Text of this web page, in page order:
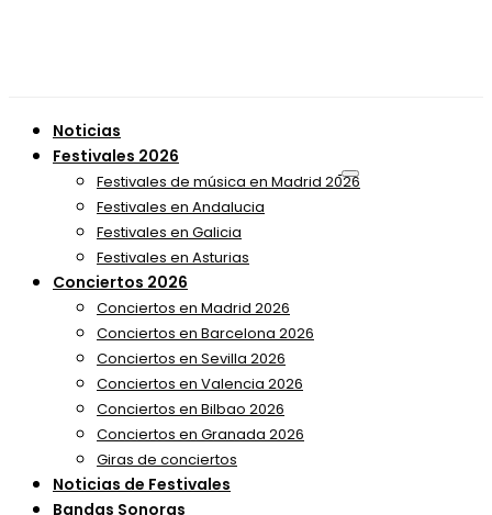
Noticias
Festivales 2026
Festivales de música en Madrid 2026
Festivales en Andalucia
Festivales en Galicia
Festivales en Asturias
Conciertos 2026
Conciertos en Madrid 2026
Conciertos en Barcelona 2026
Conciertos en Sevilla 2026
Conciertos en Valencia 2026
Conciertos en Bilbao 2026
Conciertos en Granada 2026
Giras de conciertos
Noticias de Festivales
Bandas Sonoras